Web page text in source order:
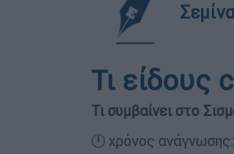
Τι είδους
Τι συμβαίνει στο
🕛 χρόνος